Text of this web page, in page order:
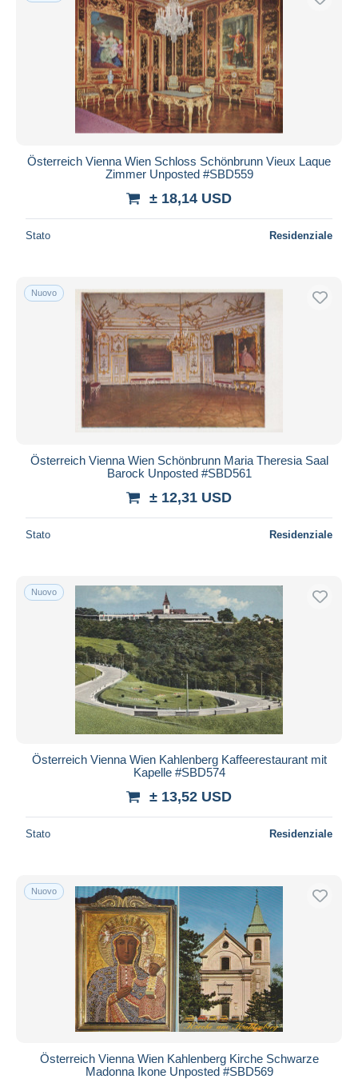
Österreich Vienna Wien Schloss Schönbrunn Vieux Laque
Zimmer Unposted #SBD559
± 18,14 USD
Stato Residenziale
Nuovo
Österreich Vienna Wien Schönbrunn Maria Theresia Saal
Barock Unposted #SBD561
± 12,31 USD
Stato Residenziale
Nuovo
Österreich Vienna Wien Kahlenberg Kaffeerestaurant mit
Kapelle #SBD574
± 13,52 USD
Stato Residenziale
Nuovo
Österreich Vienna Wien Kahlenberg Kirche Schwarze
Madonna Ikone Unposted #SBD569